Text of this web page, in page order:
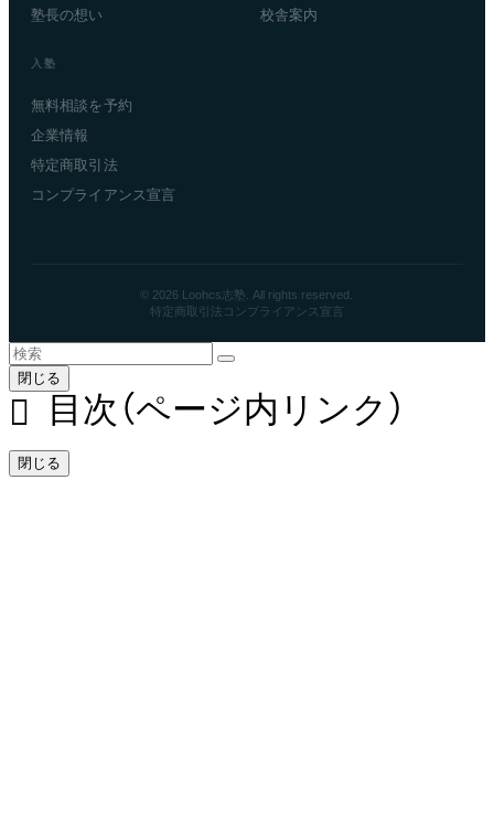
塾長の想い
校舎案内
入塾
無料相談を予約
企業情報
特定商取引法
コンプライアンス宣言
© 2026 Loohcs志塾. All rights reserved.
特定商取引法 コンプライアンス宣言
閉じる
目次（ページ内リンク）
閉じる